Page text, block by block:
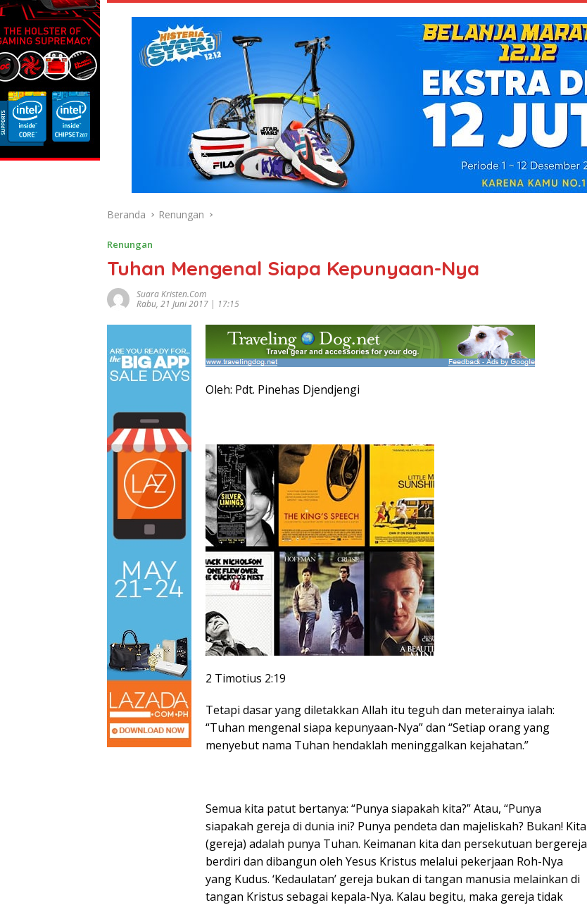
Beranda Renungan
Renungan
Tuhan Mengenal Siapa Kepunyaan-Nya
Suara Kristen.com
Rabu, 21 Juni 2017 | 17:15
Oleh: Pdt. Pinehas Djendjengi
2 Timotius 2:19
Tetapi dasar yang diletakkan Allah itu teguh dan meterainya ialah:
“Tuhan mengenal siapa kepunyaan-Nya” dan “Setiap orang yang
menyebut nama Tuhan hendaklah meninggalkan kejahatan.”
Semua kita patut bertanya: “Punya siapakah kita?” Atau, “Punya
siapakah gereja di dunia ini? Punya pendeta dan majeliskah? Bukan! Kita
(gereja) adalah punya Tuhan. Keimanan kita dan persekutuan bergereja
berdiri dan dibangun oleh Yesus Kristus melalui pekerjaan Roh-Nya
yang Kudus. ‘Kedaulatan’ gereja bukan di tangan manusia melainkan di
tangan Kristus sebagai kepala-Nya. Kalau begitu, maka gereja tidak